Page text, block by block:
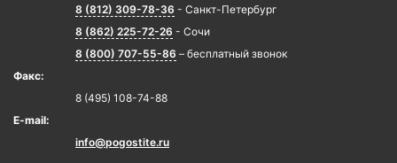
8 (812) 309-78-36 - Санкт-Петербург
8 (862) 225-72-26 - Сочи
8 (800) 707-55-86 – бесплатный звонок
Факс:
8 (495) 108-74-88
E-mail:
info@pogostite.ru